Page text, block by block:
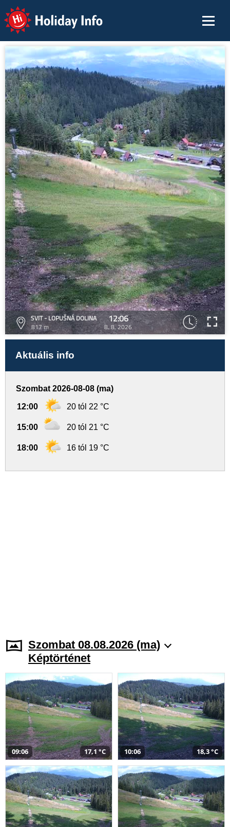
Holiday Info
SVIT - LOPUŠNÁ DOLINA
817 m
12:06
8. 8. 2026
Aktuális info
Szombat 2026-08-08 (ma)
12:00 20 tól 22 °C
15:00 20 tól 21 °C
18:00 16 tól 19 °C
Szombat 08.08.2026 (ma)
Képtörténet
09:06 17,1 °C 10:06 18,3 °C